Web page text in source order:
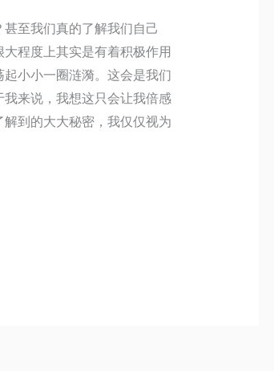
至我们真的了解我们自己
程度上其实是有着积极作用
小小一圈涟漪。这会是我们
来说，我想这只会让我倍感
到的大大秘密，我仅仅视为